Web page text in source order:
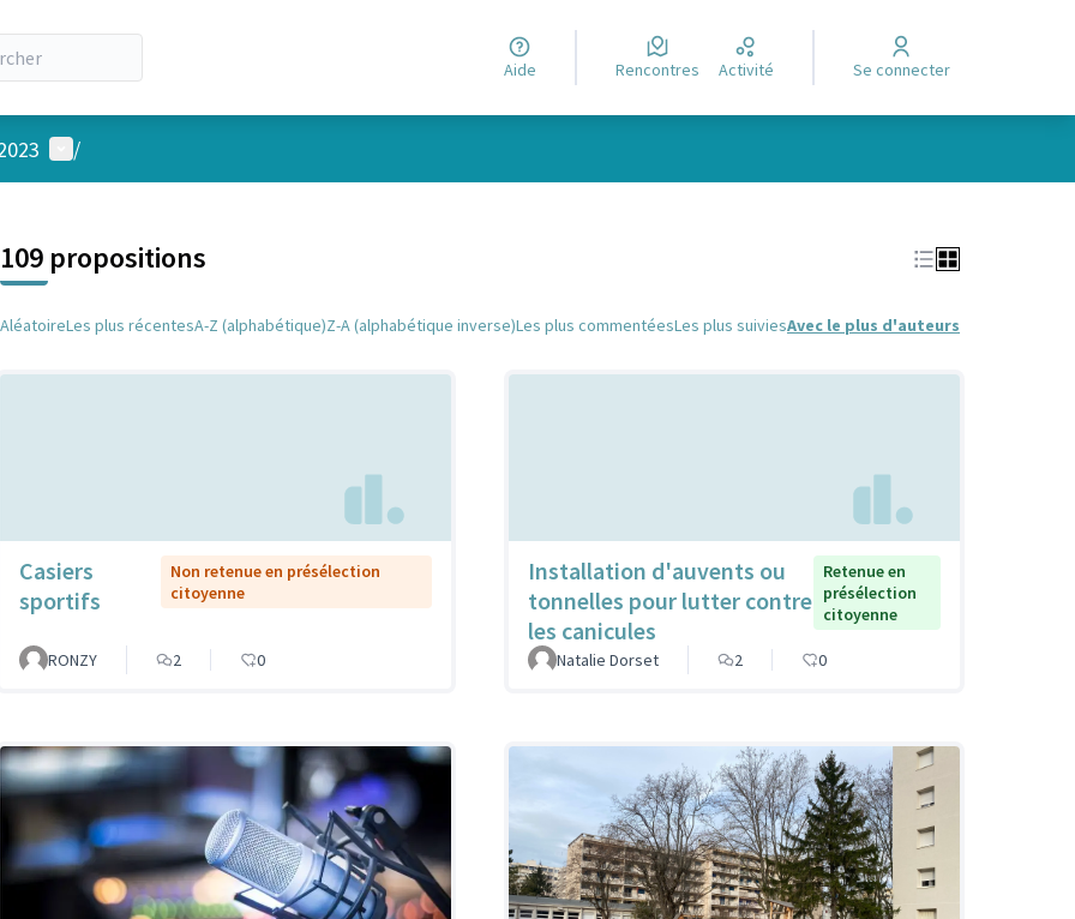
Aide Rencontres Activité Se connecter
Menu utilisateur
/
109 propositions
AléatoireLes plus récentesA-Z (alphabétique)Z-A (alphabétique inverse)Les plus commentéesLes plus suiviesAvec le plus d'auteurs
Casiers
sportifs
Non retenue en présélection
citoyenne
RONZY 2 0
Installation d'auvents ou
tonnelles pour lutter contre
les canicules
Retenue en
présélection
citoyenne
Natalie Dorset 2 0